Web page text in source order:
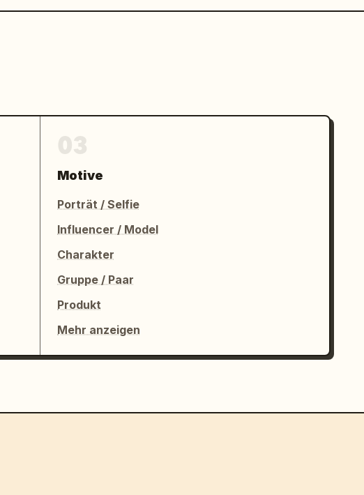
Motive
Porträt / Selfie
Influencer / Model
Charakter
Gruppe / Paar
Produkt
Mehr anzeigen